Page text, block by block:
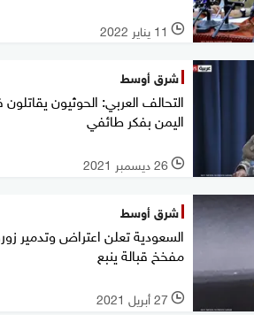
l 11 يناير 2022
شرق أوسط
التحالف العربي: الحوثيون
اليمن بفكر طائفي
l 26 ديسمبر 2021
شرق أوسط
السعودية تعلن اعتراض وتدمير
مفخخ قبالة ينبع
l 27 أبريل 2021